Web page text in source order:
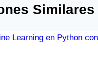
Similares